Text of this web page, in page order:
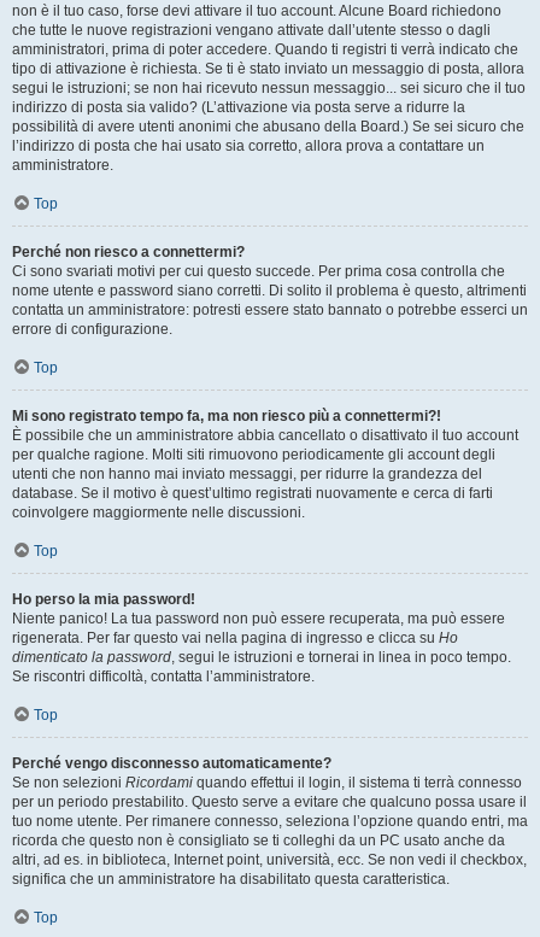
non è il tuo caso, forse devi attivare il tuo account. Alcune Board richiedono
che tutte le nuove registrazioni vengano attivate dall’utente stesso o dagli
amministratori, prima di poter accedere. Quando ti registri ti verrà indicato che
tipo di attivazione è richiesta. Se ti è stato inviato un messaggio di posta, allora
segui le istruzioni; se non hai ricevuto nessun messaggio... sei sicuro che il tuo
indirizzo di posta sia valido? (L’attivazione via posta serve a ridurre la
possibilità di avere utenti anonimi che abusano della Board.) Se sei sicuro che
l’indirizzo di posta che hai usato sia corretto, allora prova a contattare un
amministratore.
Top
Perché non riesco a connettermi?
Ci sono svariati motivi per cui questo succede. Per prima cosa controlla che
nome utente e password siano corretti. Di solito il problema è questo, altrimenti
contatta un amministratore: potresti essere stato bannato o potrebbe esserci un
errore di configurazione.
Top
Mi sono registrato tempo fa, ma non riesco più a connettermi?!
È possibile che un amministratore abbia cancellato o disattivato il tuo account
per qualche ragione. Molti siti rimuovono periodicamente gli account degli
utenti che non hanno mai inviato messaggi, per ridurre la grandezza del
database. Se il motivo è quest’ultimo registrati nuovamente e cerca di farti
coinvolgere maggiormente nelle discussioni.
Top
Ho perso la mia password!
Niente panico! La tua password non può essere recuperata, ma può essere
rigenerata. Per far questo vai nella pagina di ingresso e clicca su Ho
dimenticato la password, segui le istruzioni e tornerai in linea in poco tempo.
Se riscontri difficoltà, contatta l’amministratore.
Top
Perché vengo disconnesso automaticamente?
Se non selezioni Ricordami quando effettui il login, il sistema ti terrà connesso
per un periodo prestabilito. Questo serve a evitare che qualcuno possa usare il
tuo nome utente. Per rimanere connesso, seleziona l’opzione quando entri, ma
ricorda che questo non è consigliato se ti colleghi da un PC usato anche da
altri, ad es. in biblioteca, Internet point, università, ecc. Se non vedi il checkbox,
significa che un amministratore ha disabilitato questa caratteristica.
Top